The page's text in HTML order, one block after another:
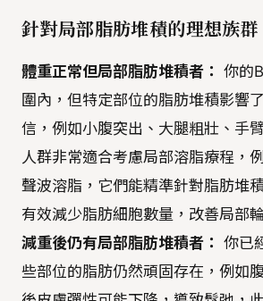
針對局部脂肪堆積的理想族群
體重正常但局部脂肪堆積者： 你的
圍內，但特定部位的脂肪堆積影響
信，例如小腹突出、大腿粗壯、手
人群非常適合考慮局部溶脂療程，
聲波溶脂，它們能精準針對脂肪堆
有效減少脂肪細胞數量，改善局部
減重後仍有局部脂肪堆積者： 你已
些部位的脂肪仍然頑固存在，例如